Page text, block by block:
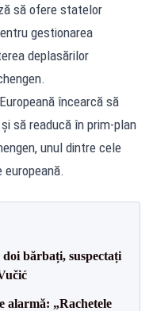
să ofere statelor
gestionarea
deplasărilor
încearcă să
să readucă în prim-plan
unul dintre cele
bărbați, suspectați
alarmă: „Rachetele